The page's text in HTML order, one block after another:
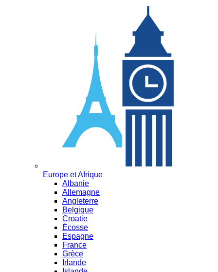
Europe et Afrique
Albanie
Allemagne
Angleterre
Belgique
Croatie
Écosse
Espagne
France
Grèce
Irlande